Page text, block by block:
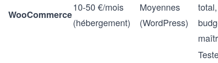
WooCommerce
10-50 €/mois
(hébergement)
Moyennes
(WordPress)
total,